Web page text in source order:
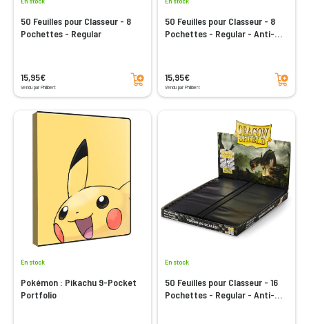
50 Feuilles pour Classeur - 8
Pochettes - Regular
15,95€
Vendu par Philibert
Ajouter au panier
50 Feuilles pour Classeur - 8
Pochettes - Regular - Anti-
15,95€
Vendu par Philibert
Ajouter au panier
En stock
Pokémon : Pikachu 9-Pocket
Portfolio
En stock
50 Feuilles pour Classeur - 16
Pochettes - Regular - Anti-